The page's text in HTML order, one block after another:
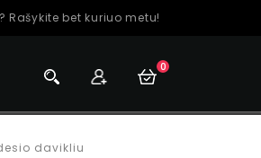
Rašykite bet kuriuo metu!
0
davikliu